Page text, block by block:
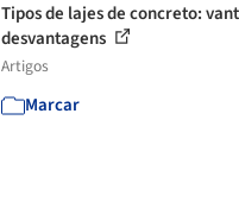
Tipos de lajes de concreto:
desvantagens
Artigos
Marcar